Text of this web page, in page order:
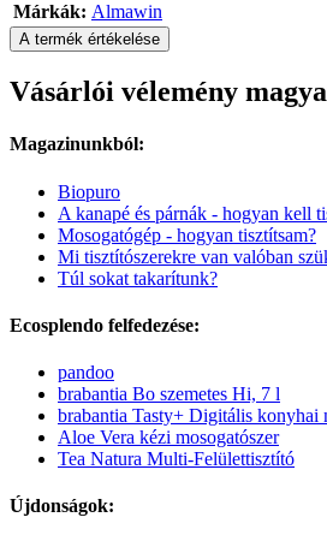
Márkák: Almawin
A termék értékelése
Vásárlói vélemény
Magazinunkból:
Biopuro
A kanapé és párnák - hogyan kell
Mosogatógép - hogyan tisztítsam?
Mi tisztítószerekre van valóban
Túl sokat takarítunk?
Ecosplendo felfedezése:
pandoo
brabantia Bo szemetes Hi, 7 l
brabantia Tasty+ Digitális konyhai
Aloe Vera kézi mosogatószer
Tea Natura Multi-Felülettisztító
Újdonságok: